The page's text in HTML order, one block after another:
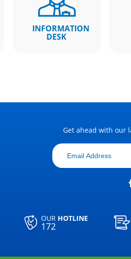
INFORMATION
DESK
Get ahead with our
OUR HOTLINE
172